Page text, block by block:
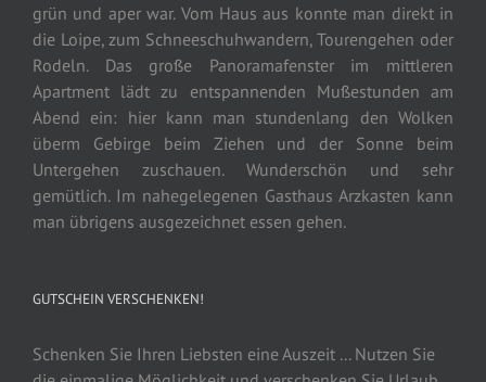
grün und aper war. Vom Haus aus konnte man direkt in
die Loipe, zum Schneeschuhwandern, Tourengehen oder
Rodeln. Das große Panoramafenster im mittleren
Apartment lädt zu entspannenden Mußestunden am
Abend ein: hier kann man stundenlang den Wolken
überm Gebirge beim Ziehen und der Sonne beim
Untergehen zuschauen. Wunderschön und sehr
gemütlich. Im nahegelegenen Gasthaus Arzkasten kann
man übrigens ausgezeichnet essen gehen.
GUTSCHEIN VERSCHENKEN!
Schenken Sie Ihren Liebsten eine Auszeit ... Nutzen Sie